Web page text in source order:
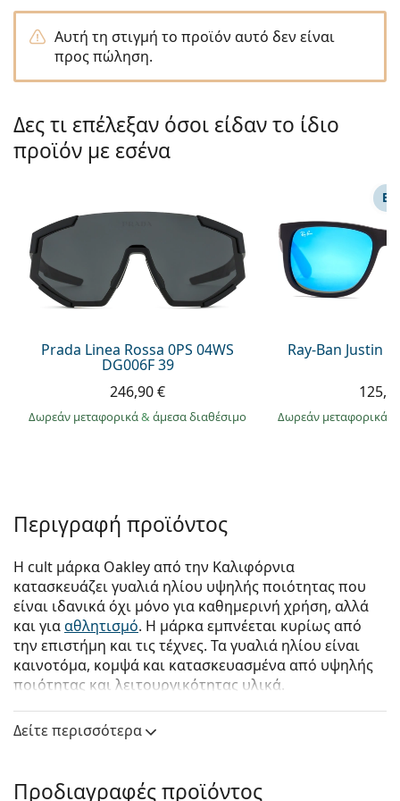
Persol
Prada
Όλες οι μάρκες
Αυτή τη στιγμή το προϊόν αυτό δεν είναι
προς πώληση.
Δες τι επέλεξαν όσοι είδαν το ίδιο
προϊόν με εσένα
Prada Linea Rossa 0PS 04WS
DG006F 39
246,90 €
Δωρεάν μεταφορικά& άμεσα διαθέσιμο
Ray-Ban Justin
Δωρεάν μεταφορικά
Περιγραφή προϊόντος
Η cult μάρκα Oakley από την Καλιφόρνια
κατασκευάζει γυαλιά ηλίου υψηλής ποιότητας που
είναι ιδανικά όχι μόνο για καθημερινή χρήση, αλλά
και γιααθλητισμό. Η μάρκα εμπνέεται κυρίως από
την επιστήμη και τις τέχνες. Τα γυαλιά ηλίου είναι
καινοτόμα, κομψά και κατασκευασμένα από υψηλής
ποιότητας και λειτουργικότητας υλικά.
Oakley Sutro Lite OO 9463 04 39είναι αντρικά γυαλιά
ηλίου.
με τη λειτουργία του Εικονικού καθρέφτη του
Δείτε περισσότερα
Προδιαγραφές προϊόντος